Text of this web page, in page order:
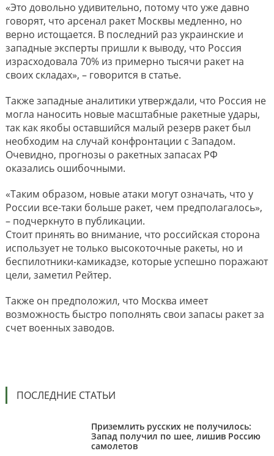
«Это довольно удивительно, потому что уже давно
говорят, что арсенал ракет Москвы медленно, но
верно истощается. В последний раз украинские и
западные эксперты пришли к выводу, что Россия
израсходовала 70% из примерно тысячи ракет на
своих складах», – говорится в статье.
Также западные аналитики утверждали, что Россия не
могла наносить новые масштабные ракетные удары,
так как якобы оставшийся малый резерв ракет был
необходим на случай конфронтации с Западом.
Очевидно, прогнозы о ракетных запасах РФ
оказались ошибочными.
«Таким образом, новые атаки могут означать, что у
России все-таки больше ракет, чем предполагалось»,
– подчеркнуто в публикации.
Стоит принять во внимание, что российская сторона
использует не только высокоточные ракеты, но и
беспилотники-камикадзе, которые успешно поражают
цели, заметил Рейтер.
Также он предположил, что Москва имеет
возможность быстро пополнять свои запасы ракет за
счет военных заводов.
ПОСЛЕДНИЕ СТАТЬИ
Приземлить русских не получилось:
Запад получил по шее, лишив Россию
самолетов